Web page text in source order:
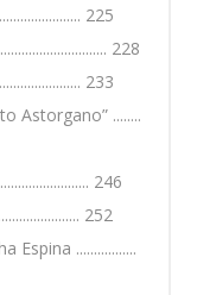
225
228
233
Astorgano” ........
246
252
.................